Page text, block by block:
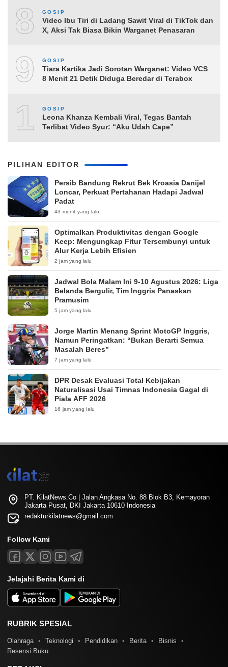
8 GOSIP
Video Ibu Tiri di Ladang Sawit Viral di TikTok dan
X, Aksi Tak Biasa Bikin Warganet Penasaran
9 GOSIP
Tiara Kartika Jadi Sorotan Warganet: Video VCS
8 Menit 21 Detik Diduga Beredar di Terabox
10
GOSIP
Leona Khanza Kembali Viral, Tegas Bantah
Terlibat Video Syur: “Aku Udah Cape”
PILIHAN EDITOR
Persib Bandung Rekrut Bek Kroasia Danijel
Loncar, Perkuat Pertahanan Hadapi Jadwal
Padat
43 menit yang lalu
Optimalkan Produktivitas dengan Google
Keep: Mengungkap Fitur Tersembunyi untuk
Alur Kerja Lebih Efisien
2 jam yang lalu
Jadwal Bola Malam Ini 9-10 Agustus 2026: Liga
Belanda Bergulir, Tim Inggris Panaskan
Pramusim
5 jam yang lalu
Jorge Martin Menang Sprint MotoGP Inggris,
Namun Peringatkan: “Bukan Berarti Semua
Masalah Beres”
7 jam yang lalu
DPR Desak Evaluasi Total Kebijakan
Naturalisasi Usai Timnas Indonesia Gagal di
Piala AFF 2026
16 jam yang lalu
PT. KilatNews.Co | Jalan Angkasa No. 88 Blok B3, Kemayoran
Jakarta Pusat, DKI Jakarta 10610 Indonesia
redakturkilatnews@gmail.com
Follow Kami
Jelajahi Berita Kami di
RUBRIK SPESIAL
Olahraga Teknologi Pendidikan Berita
Bisnis
Resensi Buku